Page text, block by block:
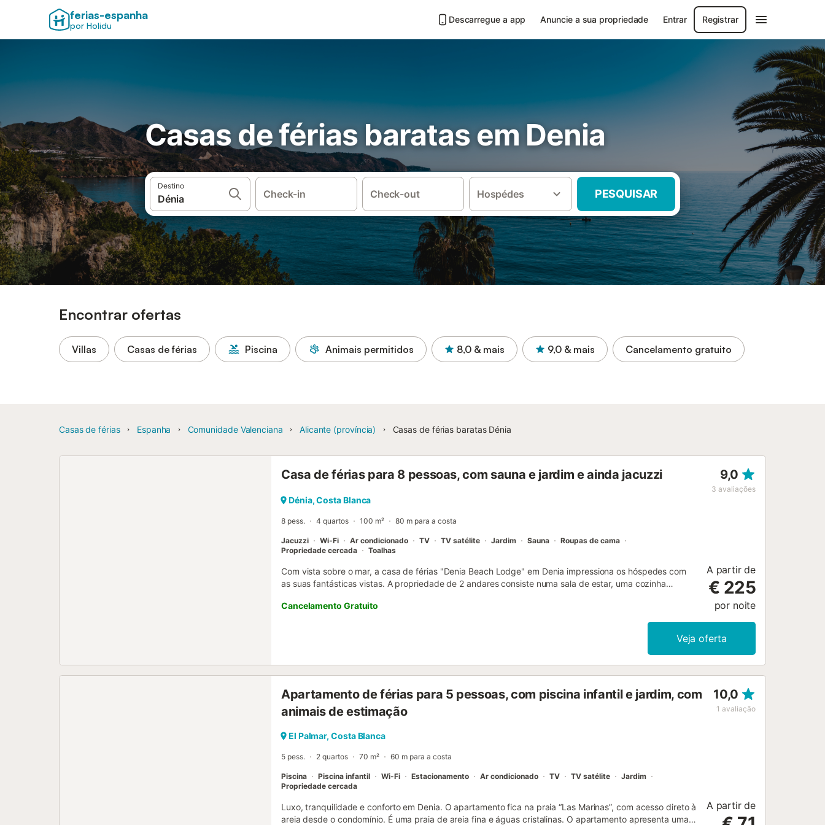
ferias-espanha
por Holidu
Descarregue a app Anuncie a sua propriedade Entrar Registrar
Casas de férias baratas em Denia
Destino
Check-in Check-out Hospédes PESQUISAR
Encontrar ofertas
Villas Casas de férias Piscina Animais permitidos 8,0 & mais 9,0 & mais Cancelamento gratuito
Casas de férias Espanha Comunidade Valenciana Alicante (província) Casas de férias baratas Dénia
Casa de férias para 8 pessoas, com sauna e jardim e ainda jacuzzi 9,0
3 avaliações
Dénia, Costa Blanca
8 pess. 4 quartos 100 m² 80 m para a costa
Jacuzzi Wi-Fi Ar condicionado TV TV satélite Jardim Sauna
Roupas de cama
Propriedade cercada
Toalhas
Com vista sobre o mar, a casa de férias "Denia Beach Lodge" em Denia impressiona os hóspedes com
as suas fantásticas vistas. A propriedade de 2 andares consiste numa sala de estar, uma cozinha
acomodar 8 pessoas. Outras comodidades incluem Wi-Fi de alta velocidade, ar condicionado,
ventilador, máquina de lavar roupa, secador de roupa, bem como uma televisão inteligente com serviços
hidromassagem, um jardim, 2 terraços abertos, um terraço coberto, 3 varandas e um barbecue. A área
estacionamento gratuito está disponível na rua. As famílias com crianças são bem-vindas. Não são
permitidos animais de estimação. Wi-Fi está disponível e é adequado para chamadas de vídeo. Há
câmaras de segurança e/ou dispositivos de gravação áudio dentro da casa de férias e no quintal. Não
são permitidas grandes festas ou eventos. Por favor, evite ruídos desnecessários depois das 23 horas.
Um serviço de compras, um serviço...
Cancelamento Gratuito
A partir de
€ 225
por noite
Veja oferta
Apartamento de férias para 5 pessoas, com piscina infantil e jardim, com
animais de estimação
10,0
1 avaliação
El Palmar, Costa Blanca
5 pess. 2 quartos 70 m² 60 m para a costa
Piscina Piscina infantil Wi-Fi Estacionamento Ar condicionado TV TV satélite
Jardim
Propriedade cercada
Luxo, tranquilidade e conforto em Denia. O apartamento fica na praia “Las Marinas”, com acesso direto à
areia desde o condomínio. É uma praia de areia fina e águas cristalinas. O apartamento apresenta uma
A partir de